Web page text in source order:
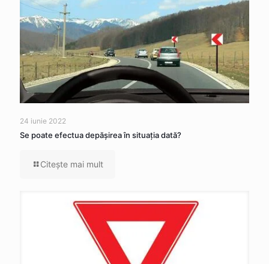
24 iunie 2022
Se poate efectua depăşirea în situaţia dată?
Citeşte mai mult